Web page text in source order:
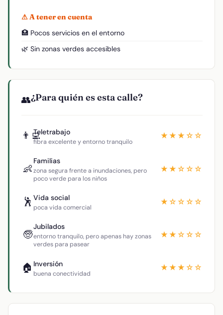
⚠ A tener en cuenta
🏥 Pocos servicios en el entorno
🌿 Sin zonas verdes accesibles
👥¿Para quién es esta calle?
👨‍💻Teletrabajo
fibra excelente y entorno tranquilo
★★★☆☆
👶
Familias
zona segura frente a inundaciones, pero
poco verde para los niños
★★☆☆☆
🕺 Vida social
poca vida comercial
★☆☆☆☆
🧓
Jubilados
entorno tranquilo, pero apenas hay zonas
verdes para pasear
★★☆☆☆
🏠 Inversión
buena conectividad
★★★☆☆